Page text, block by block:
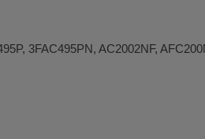
3FAC495PN, AC2002NF,